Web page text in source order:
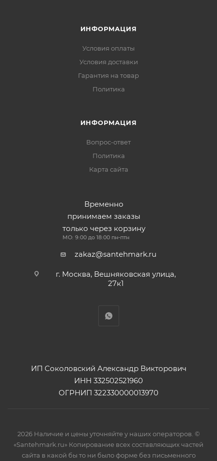
ИНФОРМАЦИЯ
Условия оплаты
Условия доставки
Гарантия на товар
Политика
ИНФОРМАЦИЯ
Вопрос-ответ
Политика
Карта сайта
Временно
принимаем заказы
только через корзину
МО: 9:00 до 18:00 пн-птн
zakaz@santehmark.ru
г. Москва, Вешняковская улица,
27к1
ИП Соколовский Александр Викторович
ИНН 332502521960
ОГРНИП 322330000013970
2026 Наличие и цены уточняйте у наших операторов. ©
«Santehmark.ru» Копирование всех составляющих частей
сайта в какой бы то ни было форме без письменного